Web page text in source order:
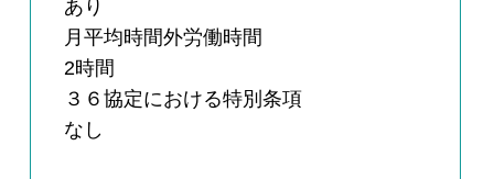
あり
月平均時間外労働時間
2時間
３６協定における特別条項
なし